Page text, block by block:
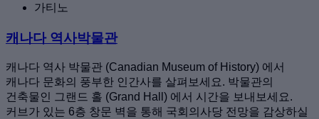
가티노
캐나다 역사박물관
캐나다 역사 박물관 (Canadian Museum of History) 에서
캐나다 문화의 풍부한 인간사를 살펴보세요. 박물관의
건축물인 그랜드 홀 (Grand Hall) 에서 시간을 보내보세요.
커브가 있는 6층 창문 벽을 통해 국회의사당 전망을 감상하실